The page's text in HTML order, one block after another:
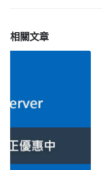
相關文章